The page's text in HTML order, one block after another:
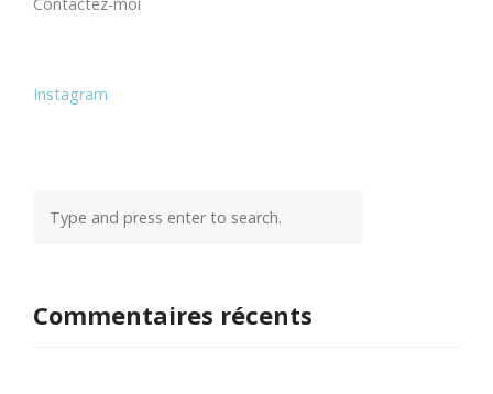
Instagram
Commentaires récents